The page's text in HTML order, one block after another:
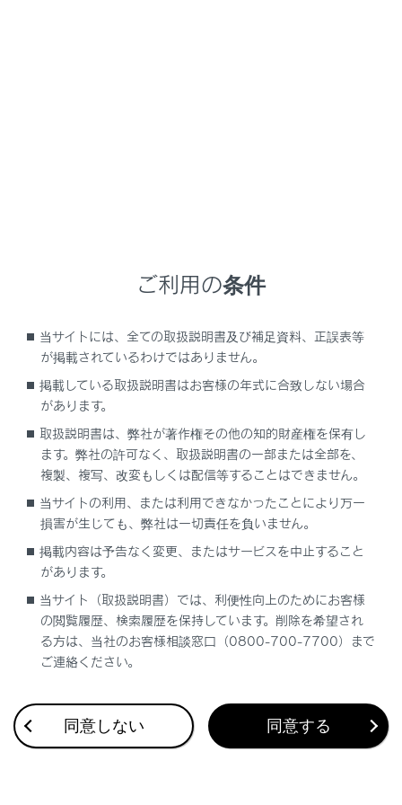
車載器に関して
セットアップに関して
合わせて見られているページ
ETC2.0ユニットの使い方
道路事業者からのお願い
ETC画面の操作
このページは役に立ちましたか？
ご利用の条件
当サイトには、全ての取扱説明書及び補足資料、正誤表等
が掲載されているわけではありません。
掲載している取扱説明書はお客様の年式に合致しない場合
があります。
取扱説明書は、弊社が著作権その他の知的財産権を保有し
ます。弊社の許可なく、取扱説明書の一部または全部を、
複製、複写、改変もしくは配信等することはできません。
当サイトの利用、または利用できなかったことにより万一
損害が生じても、弊社は一切責任を負いません。
掲載内容は予告なく変更、またはサービスを中止すること
があります。
当サイト（取扱説明書）では、利便性向上のためにお客様
の閲覧履歴、検索履歴を保持しています。削除を希望され
る方は、当社のお客様相談窓口（0800-700-7700）まで
ご連絡ください。
同意しない 同意する